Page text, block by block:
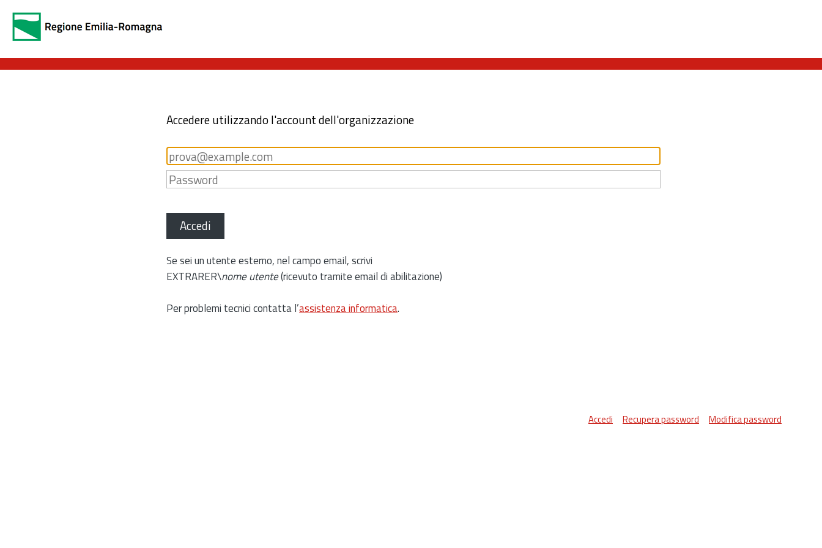
Accedere utilizzando l'account dell'organizzazione
Accedi
Se sei un utente esterno, nel campo email, scrivi
EXTRARER\nome utente(ricevuto tramite email di abilitazione)
Per problemi tecnici contatta l’assistenza informatica.
Accedi Recupera password Modifica password